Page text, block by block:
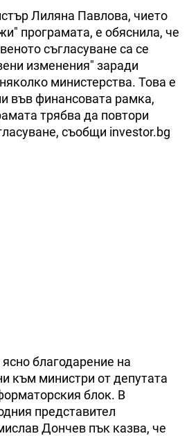
Лиляна Павлова, чието
програмата, е обяснила, че
съгласуване са се
изменения" заради
министерства. Това е
във финансовата рамка,
трябва да повтори
съобщи investor.bg
благодарение на
към министри от депутата
блок. В
представител
Дончев пък казва, че